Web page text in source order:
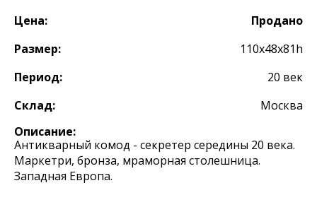
Цена:
Продано
Размер:
110х48х81h
Период:
20 век
Склад:
Москва
Описание:
Антикварный комод - секретер середины 20 века.
Маркетри, бронза, мраморная столешница.
Западная Европа.